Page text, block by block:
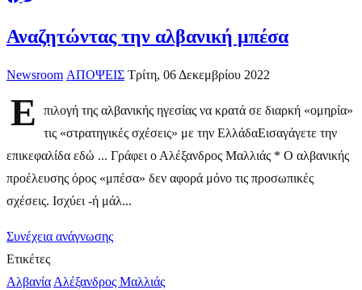
Αναζητώντας την αλβανική μπέσα
Newsroom ΑΠΟΨΕΙΣ Τρίτη, 06 Δεκεμβρίου 2022
Ε
πιλογή της αλβανικής ηγεσίας να κρατά σε διαρκή «ομηρία»
τις «στρατηγικές σχέσεις» με την ΕλλάδαΕισαγάγετε την
επικεφαλίδα εδώ ... Γράφει ο Αλέξανδρος Μαλλιάς * Ο αλβανικής
προέλευσης όρος «μπέσα» δεν αφορά μόνο τις προσωπικές
σχέσεις. Ισχύει -ή μάλ...
Συνέχεια ανάγνωσης
Ετικέτες
Αλβανία Αλέξανδρος Μαλλιάς